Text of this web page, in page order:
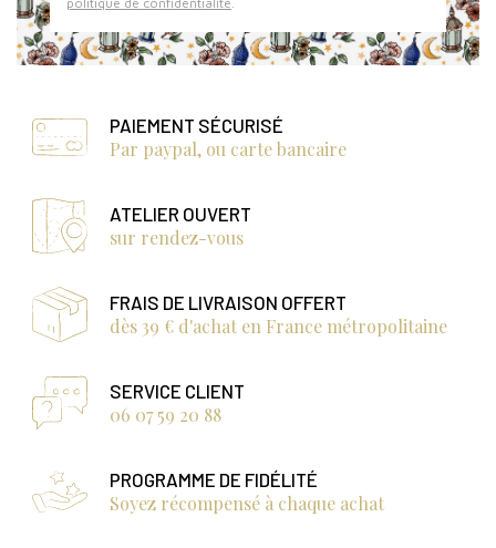
PAIEMENT SÉCURISÉ
Par paypal, ou carte bancaire
ATELIER OUVERT
sur rendez-vous
FRAIS DE LIVRAISON OFFERT
dès 39 € d'achat en France métropolitaine
SERVICE CLIENT
06 07 59 20 88
PROGRAMME DE FIDÉLITÉ
Soyez récompensé à chaque achat